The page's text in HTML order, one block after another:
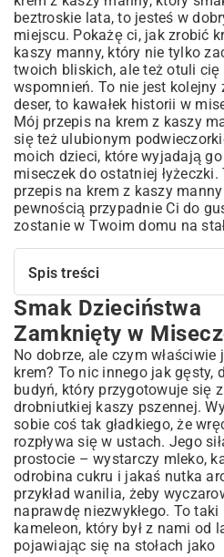
beztroskie lata, to jesteś w
miejscu. Pokażę ci, jak zrobić
kaszy manny, który nie tylko
twoich bliskich, ale też otuli cię
wspomnień. To nie jest kolejny
deser, to kawałek historii w
Mój przepis na krem z kaszy
się też ulubionym
moich dzieci, które wyjadają
miseczek do ostatniej łyżeczki.
przepis na krem z kaszy
pewnością przypadnie Ci do
zostanie w Twoim domu na
Spis treści
Smak Dzieciństwa Zamknięty w
Miseczce
Pocieszenie na Zły Dzień i
Zabieganych
Podstawa Wszystkiego:
Nigdy Nie Zawodzi
Składniki, które musisz mieć:
Jak to zrobić krok po kroku,
idealnie:
Gdy Klasyka to za Mało – Moje
Sprawdzone Pomysły
Mój Sekretny Składnik Tortów i
Wypieków
Smak Dzieciństwa
Zamknięty w
No dobrze, ale czym właściwie
krem? To nic innego jak gęsty,
budyń, który przygotowuje się z
drobniutkiej kaszy pszennej.
sobie coś tak gładkiego, że
rozpływa się w ustach. Jego
prostocie – wystarczy mleko,
odrobina cukru i jakaś nutka
przykład wanilia, żeby
naprawdę niezwykłego. To
kameleon, który był z nami od
pojawiając się na stołach jako